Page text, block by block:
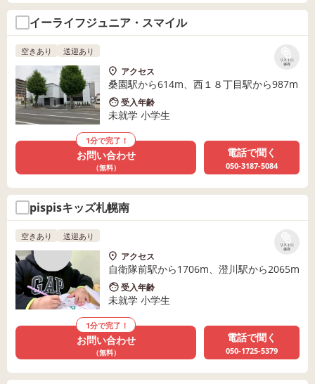
イーライフジュニア・スマイル
リストに
保存
空きあり 送迎あり
アクセス
桑園駅から614m、西１８丁目駅から987m
受入年齢
未就学 小学生
1分で完了！
お問い合わせ
（無料）
電話で聞く
050-3187-5084
pispisキッズ札幌南
リストに
保存
空きあり 送迎あり
アクセス
自衛隊前駅から1706m、澄川駅から2065m
受入年齢
未就学 小学生
1分で完了！
お問い合わせ
（無料）
電話で聞く
050-1725-5379